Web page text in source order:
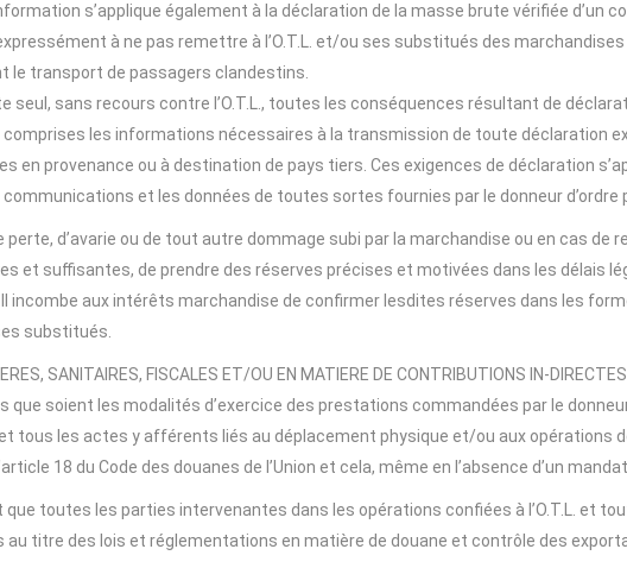
s’applique également à la déclaration de la masse brute vérifiée d’un
expressément à ne pas remettre à l’O.T.L. et/ou ses substitués des
le transport de passagers clandestins.
seul, sans recours contre l’O.T.L., toutes les conséquences résultant de
les informations nécessaires à la transmission de toute déclaration
en provenance ou à destination de pays tiers. Ces exigences de déclaration
et les données de toutes sortes fournies par le donneur d’ordre
perte, d’avarie ou de tout autre dommage subi par la marchandise ou en cas
et suffisantes, de prendre des réserves précises et motivées dans les délais
incombe aux intérêts marchandise de confirmer lesdites réserves dans les
substitués.
SANITAIRES, FISCALES ET/OU EN MATIERE DE CONTRIBUTIONS IN-
que soient les modalités d’exercice des prestations commandées par le
tous les actes y afférents liés au déplacement physique et/ou aux opérations
18 du Code des douanes de l’Union et cela, même en l’absence d’un
que toutes les parties intervenantes dans les opérations confiées à l’O.T.L.
titre des lois et réglementations en matière de douane et contrôle des